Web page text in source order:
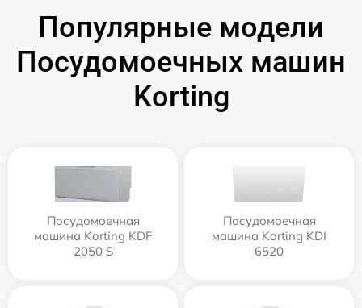
Популярные модели
Посудомоечных машин
Korting
Посудомоечная
машина Korting KDF
2050 S
Посудомоечная
машина Korting KDI
6520